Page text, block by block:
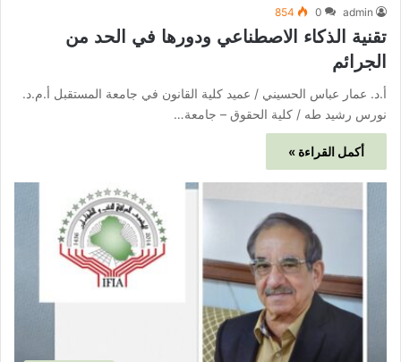
admin
0
854
تقنية الذكاء الاصطناعي ودورها في الحد من
الجرائم
أ.د. عمار عباس الحسيني / عميد كلية القانون في جامعة المستقبل أ.م.د.
نورس رشيد طه / كلية الحقوق – جامعة…
أكمل القراءة »